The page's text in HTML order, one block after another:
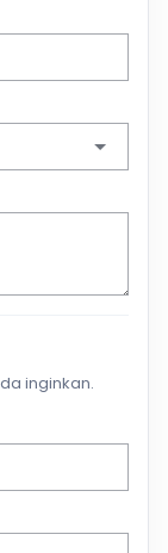
inginkan.